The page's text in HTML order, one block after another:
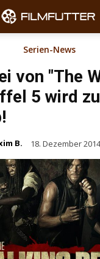
Serien-News
von "The
5 wird
B. 18. Dezember